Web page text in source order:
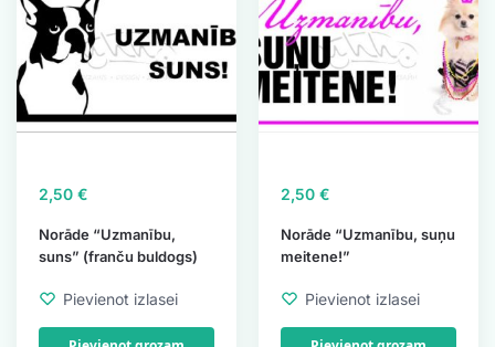
Norāde “Uzmanību,
suns” (franču buldogs)
2,50 €
Pievienot izlasei
Norāde “Uzmanību, suņu
meitene!”
2,50 €
Pievienot izlasei